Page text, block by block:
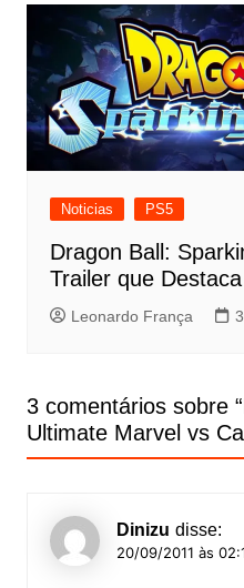
Noticias PS5
Dragon Ball:
Trailer que
Leonardo França
3 comentários sobre “
Ultimate Marvel vs
Dinizu disse:
20/09/2011 às